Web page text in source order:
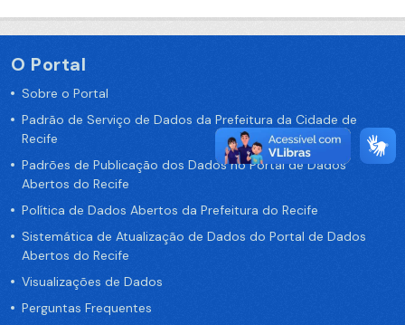
O Portal
Sobre o Portal
Padrão de Serviço de Dados da Prefeitura da Cidade de
Recife
Padrões de Publicação dos Dados no Portal de Dados
Abertos do Recife
Política de Dados Abertos da Prefeitura do Recife
Sistemática de Atualização de Dados do Portal de Dados
Abertos do Recife
Visualizações de Dados
Perguntas Frequentes